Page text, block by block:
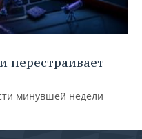
перестраивает
минувшей недели